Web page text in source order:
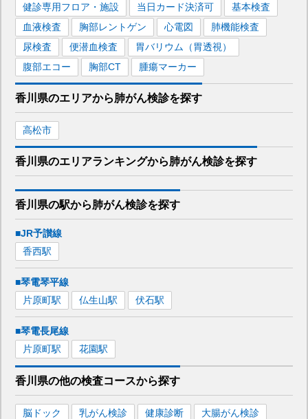
健診専用フロア・施設 当日カード決済可
基本検査
血液検査
胸部レントゲン 心電図
肺機能検査
尿検査
便潜血検査
胃バリウム（胃透視）
腹部エコー
胸部CT 腫瘍マーカー
香川県のエリアから肺がん検診を探す
高松市
香川県のエリアランキングから肺がん検診を探す
香川県の駅から肺がん検診を探す
■JR予讃線
香西駅
■琴電琴平線
片原町駅 仏生山駅 伏石駅
■琴電長尾線
片原町駅 花園駅
香川県の他の検査コースから探す
脳ドック 乳がん検診 健康診断
大腸がん検診